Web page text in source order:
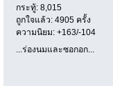
กระทู้: 8,015
ถูกใจแล้ว: 4905 ครั้ง
ความนิยม: +163/-104
...ร่องนมและซอกอก...